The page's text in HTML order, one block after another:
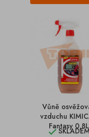
Vůně
vzduchu
Fantasy 0,8L
